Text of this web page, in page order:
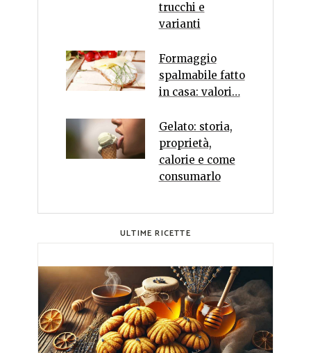
trucchi e
varianti
Formaggio
spalmabile fatto
in casa: valori…
Gelato: storia,
proprietà,
calorie e come
consumarlo
ULTIME RICETTE